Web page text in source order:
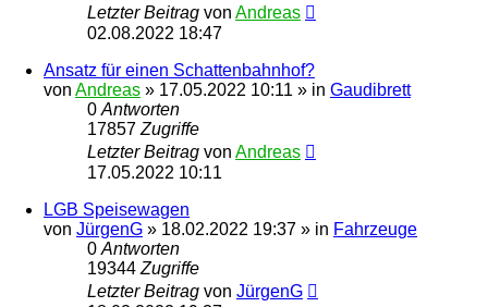
Letzter Beitrag von Andreas
02.08.2022 18:47
Ansatz für einen Schattenbahnhof?
von Andreas » 17.05.2022 10:11 » in Gaudibrett
0 Antworten
17857 Zugriffe
Letzter Beitrag von Andreas
17.05.2022 10:11
LGB Speisewagen
von JürgenG » 18.02.2022 19:37 » in Fahrzeuge
0 Antworten
19344 Zugriffe
Letzter Beitrag von JürgenG